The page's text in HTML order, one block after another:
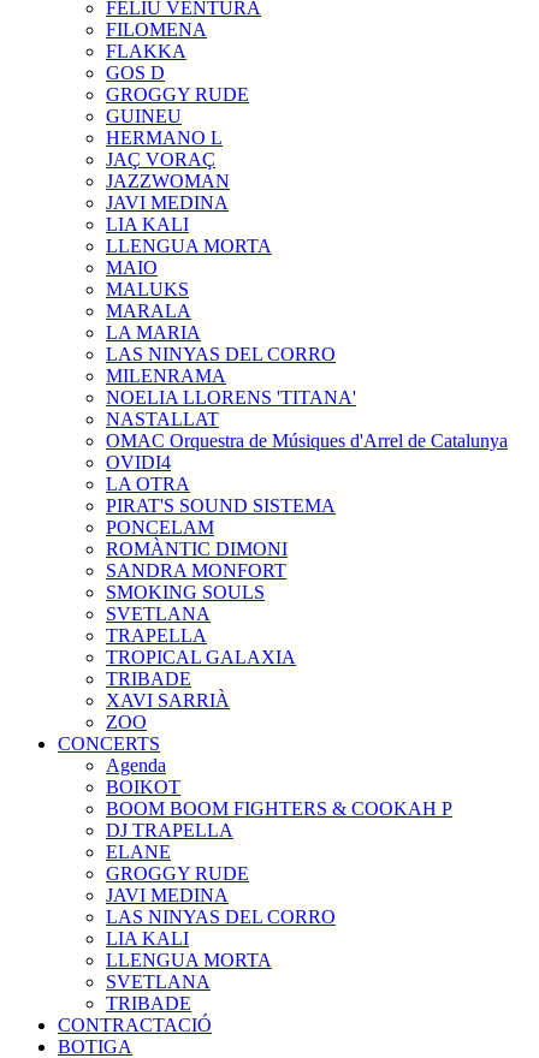
FELIU VENTURA
FILOMENA
FLAKKA
GOS D
GROGGY RUDE
GUINEU
HERMANO L
JAÇ VORAÇ
JAZZWOMAN
JAVI MEDINA
LIA KALI
LLENGUA MORTA
MAIO
MALUKS
MARALA
LA MARIA
LAS NINYAS DEL CORRO
MILENRAMA
NOELIA LLORENS 'TITANA'
NASTALLAT
OMAC Orquestra de Músiques d'Arrel de Catalunya
OVIDI4
LA OTRA
PIRAT'S SOUND SISTEMA
PONCELAM
ROMÀNTIC DIMONI
SANDRA MONFORT
SMOKING SOULS
SVETLANA
TRAPELLA
TROPICAL GALAXIA
TRIBADE
XAVI SARRIÀ
ZOO
CONCERTS
Agenda
BOIKOT
BOOM BOOM FIGHTERS & COOKAH P
DJ TRAPELLA
ELANE
GROGGY RUDE
JAVI MEDINA
LAS NINYAS DEL CORRO
LIA KALI
LLENGUA MORTA
SVETLANA
TRIBADE
CONTRACTACIÓ
BOTIGA